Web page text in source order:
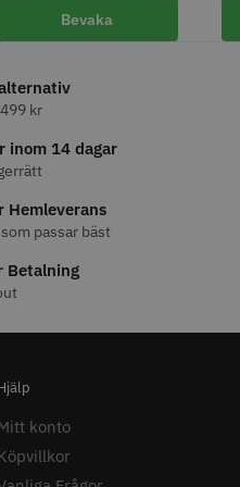
Bevaka
kr
inom 14 dagar
Hemleverans
passar bäst
Betalning
konto
ml
Info Köp